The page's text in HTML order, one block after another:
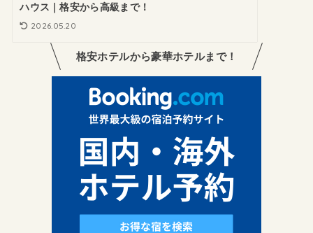
ハウス｜格安から高級まで！
2026.05.20
格安ホテルから豪華ホテルまで！